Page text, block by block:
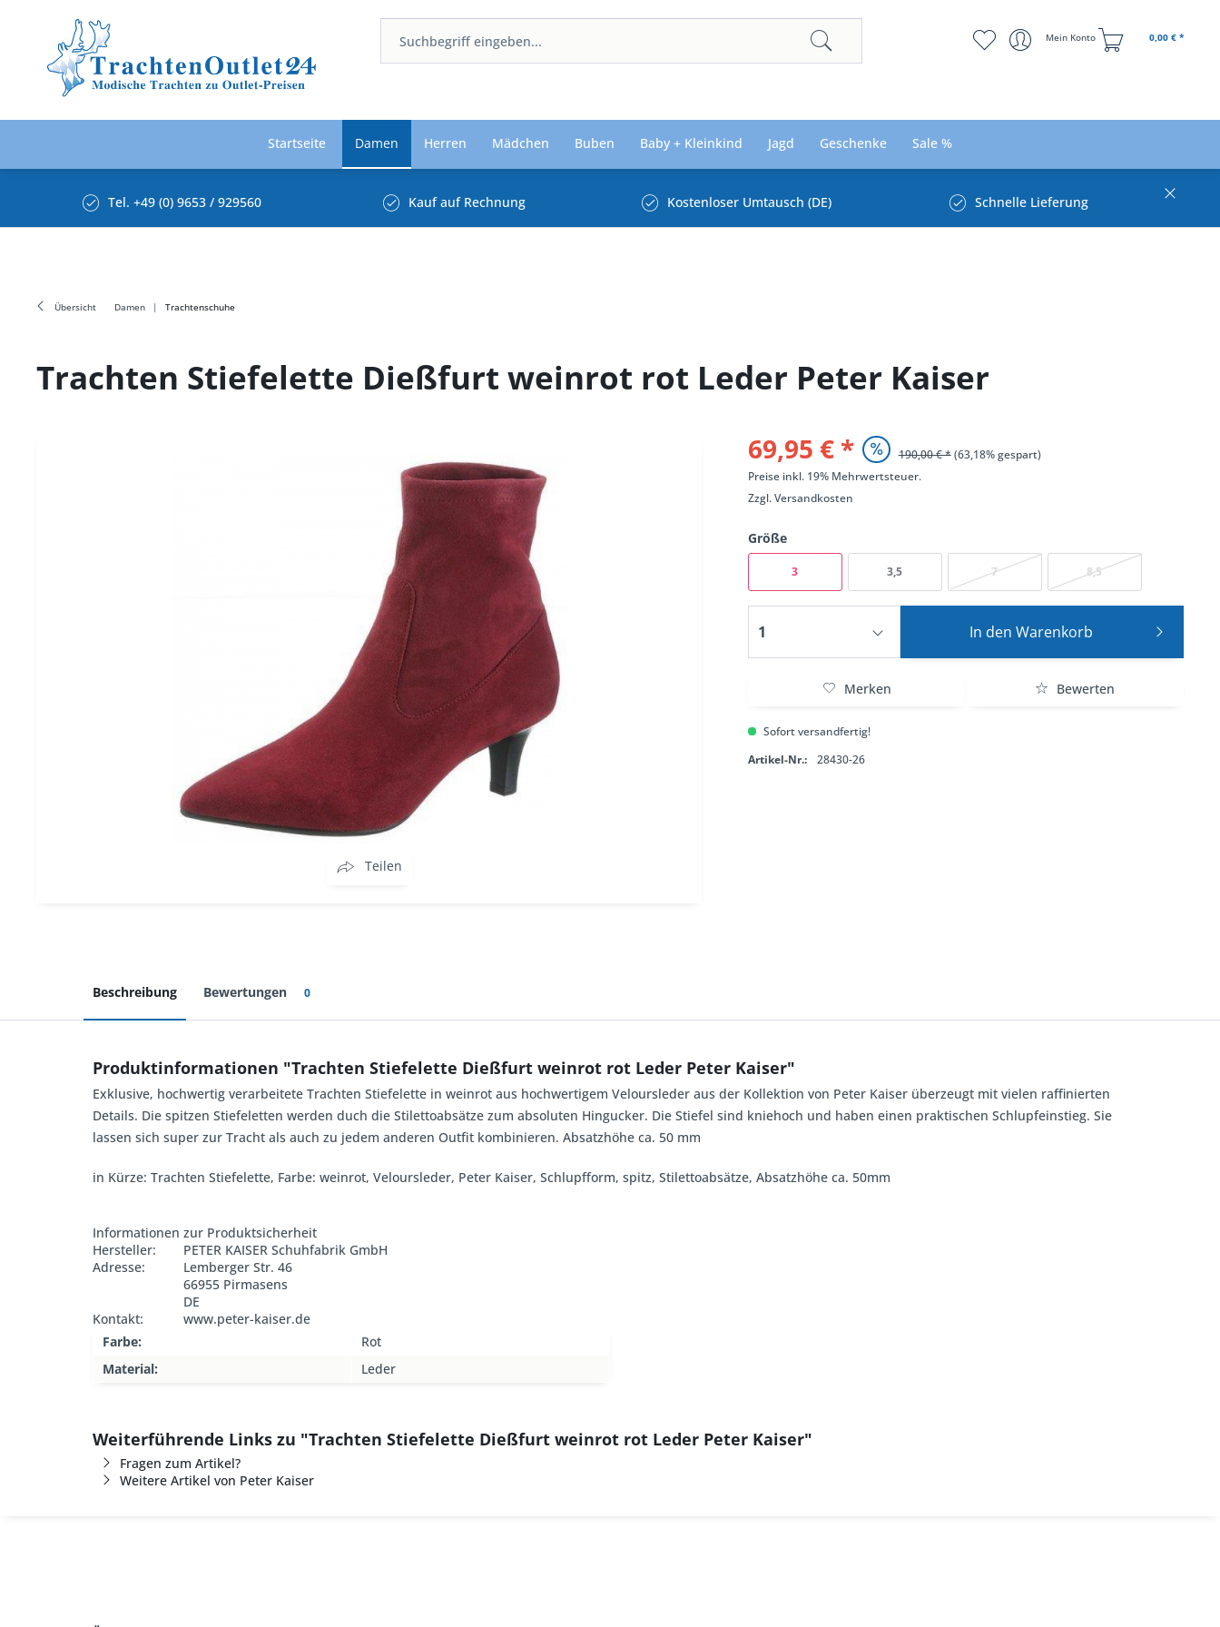
Mein Konto 0,00 € *
Startseite Damen Herren Mädchen Buben Baby + Kleinkind Jagd Geschenke Sale %
Tel. +49 (0) 9653 / 929560 Kauf auf Rechnung Kostenloser Umtausch (DE) Schnelle Lieferung
Übersicht Damen Trachtenschuhe
Trachten Stiefelette Dießfurt weinrot rot Leder Peter Kaiser
Teilen
69,95 € * 190,00 € *(63,18% gespart)
Preise inkl. 19% Mehrwertsteuer.
Zzgl.Versandkosten
Größe
3 3,5 7 8,5
In den Warenkorb
Merken Bewerten
Sofort versandfertig!
Artikel-Nr.:
28430-26
Beschreibung Bewertungen 0
Produktinformationen "Trachten Stiefelette Dießfurt weinrot rot Leder Peter Kaiser"
Exklusive, hochwertig verarbeitete Trachten Stiefelette in weinrot aus hochwertigem Veloursleder aus der Kollektion von Peter Kaiser überzeugt mit vielen raffinierten
Details. Die spitzen Stiefeletten werden duch die Stilettoabsätze zum absoluten Hingucker. Die Stiefel sind kniehoch und haben einen praktischen Schlupfeinstieg. Sie
lassen sich super zur Tracht als auch zu jedem anderen Outfit kombinieren. Absatzhöhe ca. 50 mm
in Kürze: Trachten Stiefelette, Farbe: weinrot, Veloursleder, Peter Kaiser, Schlupfform, spitz, Stilettoabsätze, Absatzhöhe ca. 50mm
Informationen zur Produktsicherheit
Hersteller:
PETER KAISER Schuhfabrik GmbH
Adresse:
Lemberger Str. 46
66955 Pirmasens
DE
Kontakt:
www.peter-kaiser.de
Farbe:
Rot
Material:
Leder
Weiterführende Links zu "Trachten Stiefelette Dießfurt weinrot rot Leder Peter Kaiser"
Fragen zum Artikel?
Weitere Artikel von Peter Kaiser